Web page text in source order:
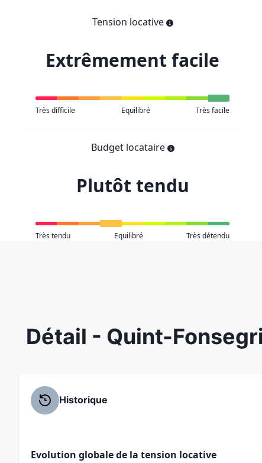
Tension locative
Extrêmement facile
Très difficile Equilibré Très facile
Budget locataire
Plutôt tendu
Très tendu Equilibré Très détendu
Détail - Quint-
Historique
Evolution globale de la tension locative